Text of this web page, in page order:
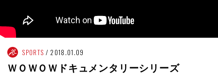
SPORTS 2018.01.09
ＷＯＷＯＷドキュメンタリーシリーズ